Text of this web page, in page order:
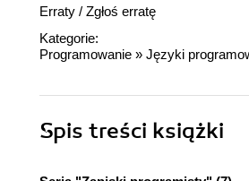
Erraty / Zgłoś erratę
Kategorie:
Programowanie » Języki
Spis treści książki